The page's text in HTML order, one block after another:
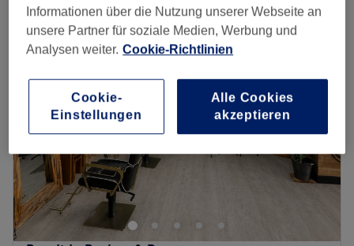
Montag 09:00–18:00
Dienstag
09:00– 18:00
Mittwoch
Samstag
09:00–18:00
Geschlossen
Ein gepflegtes Äußeres bis in die Fingerspitzen ist für dich
ein Muss? Dann schaue im Salon Beauty Club bei Mila in
Köln, Urbach vorbei. Sei es klassische Maniküre und
Pediküre, kratzfeste Shellac oder hochwertige
Nagelmodellage – das Team beherrscht sein Metier. Lass
Informationen über die Nutzung unserer Webseite an
unsere Partner für soziale Medien, Werbung und
Analysen weiter. Cookie-Richtlinien
Cookie-
Einstellungen
Alle Cookies
akzeptieren